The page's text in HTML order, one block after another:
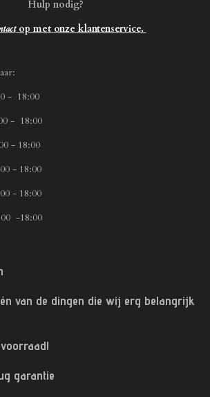
Hulp nodig?
op met onze klantenservice.
- 18:00
- 18:00
- 18:00
- 18:00
18:00
-18:00
van de dingen die wij erg belangrijk
garantie